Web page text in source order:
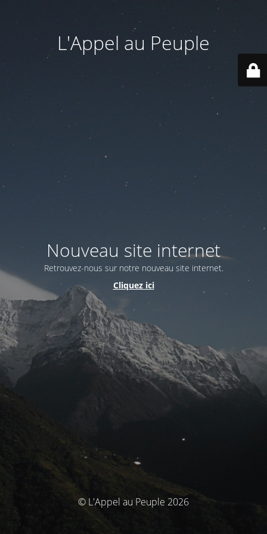
L'Appel au Peuple
Nouveau site internet
Retrouvez-nous sur notre nouveau site internet.
Cliquez ici
© L'Appel au Peuple 2026